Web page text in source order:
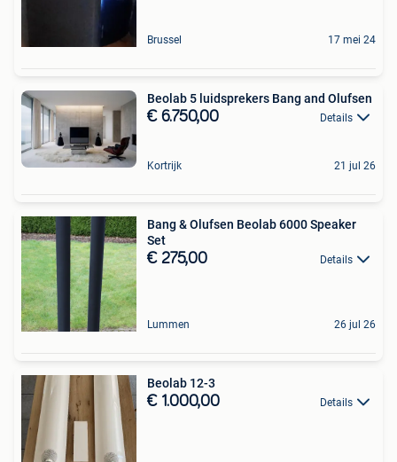
Brussel 17 mei 24
Beolab 5 luidsprekers Bang and Olufsen
€ 6.750,00 Details
Kortrijk 21 jul 26
Bang & Olufsen Beolab 6000 Speaker
Set
€ 275,00 Details
Lummen 26 jul 26
Beolab 12-3
€ 1.000,00 Details